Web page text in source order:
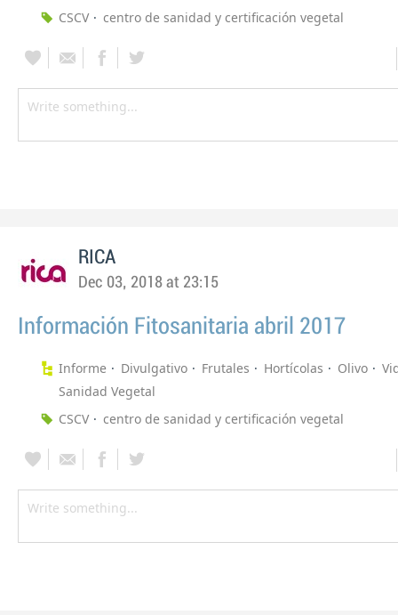
CSCV
centro de sanidad y certificación vegetal
RICA
Dec 03, 2018 at 23:15
Información Fitosanitaria abril 2017
Informe Divulgativo Frutales Hortícolas Olivo
Sanidad Vegetal
CSCV
centro de sanidad y certificación vegetal